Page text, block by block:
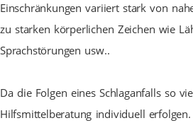
Einschränkungen variiert stark von
zu starken körperlichen Zeichen wie
Sprachstörungen usw..
Da die Folgen eines Schlaganfalls so
Hilfsmittelberatung individuell